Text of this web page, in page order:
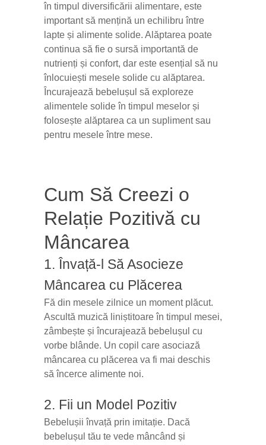
în timpul diversificării alimentare, este
important să mențină un echilibru între
lapte și alimente solide. Alăptarea poate
continua să fie o sursă importantă de
nutrienți și confort, dar este esențial să nu
înlocuiești mesele solide cu alăptarea.
Încurajează bebelușul să exploreze
alimentele solide în timpul meselor și
folosește alăptarea ca un supliment sau
pentru mesele între mese.
Cum Să Creezi o
Relație Pozitivă cu
Mâncarea
1. Învață-l Să Asocieze
Mâncarea cu Plăcerea
Fă din mesele zilnice un moment plăcut.
Ascultă muzică liniștitoare în timpul mesei,
zâmbește și încurajează bebelușul cu
vorbe blânde. Un copil care asociază
mâncarea cu plăcerea va fi mai deschis
să încerce alimente noi.
2. Fii un Model Pozitiv
Bebelușii învață prin imitație. Dacă
bebelușul tău te vede mâncând și